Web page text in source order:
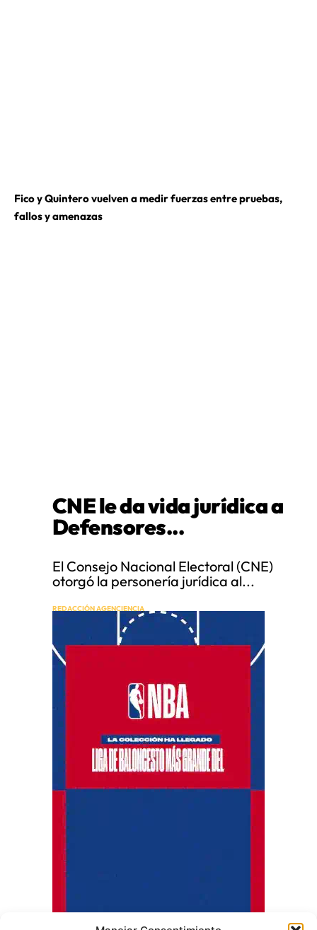
Fico y Quintero vuelven a medir fuerzas entre pruebas,
fallos y amenazas
CNE le da vida jurídica a
Defensores...
El Consejo Nacional Electoral (CNE)
otorgó la personería jurídica al...
REDACCIÓN AGENCIENCIA